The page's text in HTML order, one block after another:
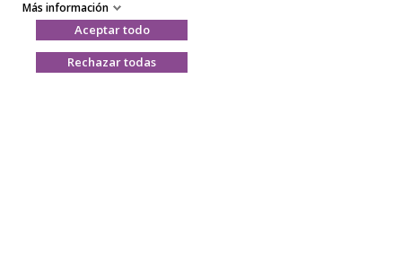
contratación
Política de
cookies
Viabill
Más información
Aceptar todo
Rechazar todas